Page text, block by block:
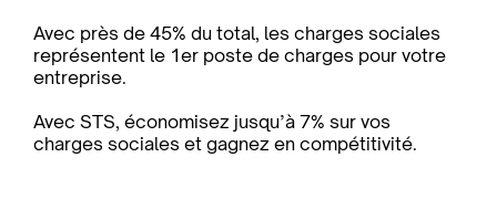
Avec près de 45% du total, les charges sociales
représentent le 1er poste de charges pour votre
entreprise.
Avec STS, économisez jusqu’à 7% sur vos
charges sociales et gagnez en compétitivité.